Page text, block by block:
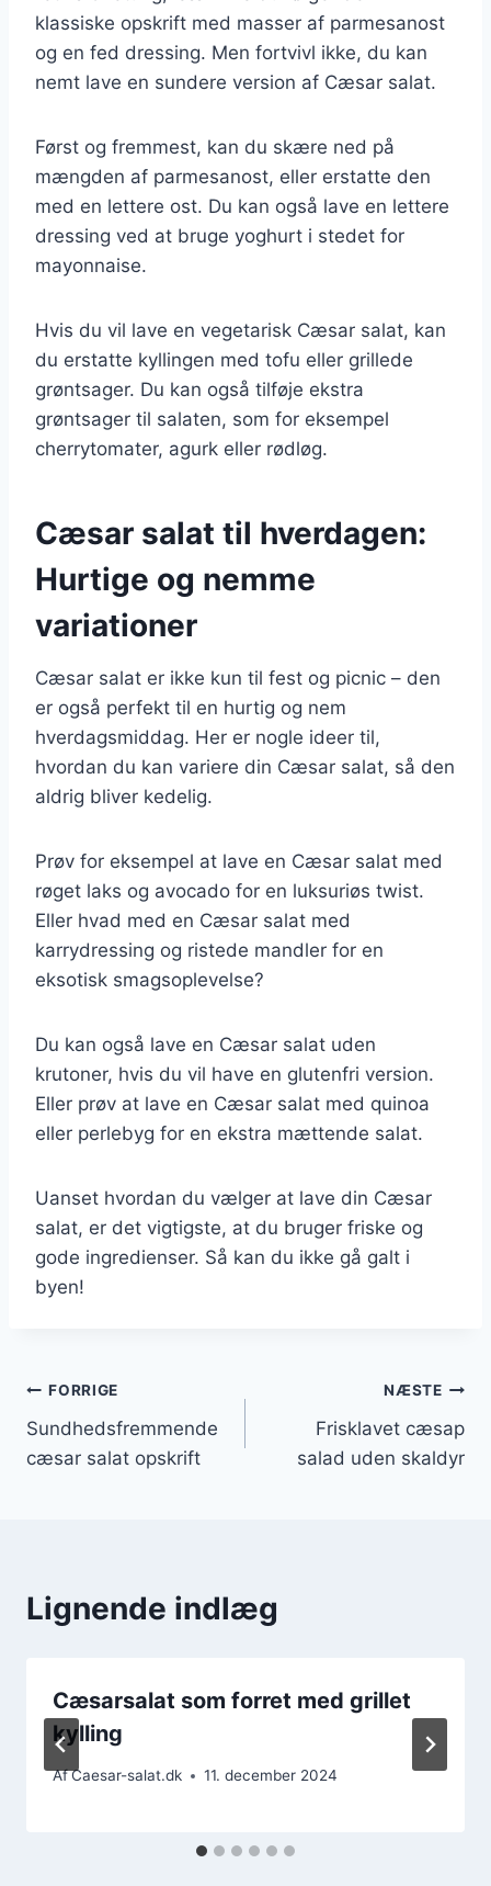
klassiske opskrift med masser af parmesanost
og en fed dressing. Men fortvivl ikke, du kan
nemt lave en sundere version af Cæsar salat.
Først og fremmest, kan du skære ned på
mængden af parmesanost, eller erstatte den
med en lettere ost. Du kan også lave en lettere
dressing ved at bruge yoghurt i stedet for
mayonnaise.
Hvis du vil lave en vegetarisk Cæsar salat, kan
du erstatte kyllingen med tofu eller grillede
grøntsager. Du kan også tilføje ekstra
grøntsager til salaten, som for eksempel
cherrytomater, agurk eller rødløg.
Cæsar salat til hverdagen:
Hurtige og nemme
variationer
Cæsar salat er ikke kun til fest og picnic – den
er også perfekt til en hurtig og nem
hverdagsmiddag. Her er nogle ideer til,
hvordan du kan variere din Cæsar salat, så den
aldrig bliver kedelig.
Prøv for eksempel at lave en Cæsar salat med
røget laks og avocado for en luksuriøs twist.
Eller hvad med en Cæsar salat med
karrydressing og ristede mandler for en
eksotisk smagsoplevelse?
Du kan også lave en Cæsar salat uden
krutoner, hvis du vil have en glutenfri version.
Eller prøv at lave en Cæsar salat med quinoa
eller perlebyg for en ekstra mættende salat.
Uanset hvordan du vælger at lave din Cæsar
salat, er det vigtigste, at du bruger friske og
gode ingredienser. Så kan du ikke gå galt i
byen!
Indlægsnavigation
FORRIGE
Sundhedsfremmende
cæsar salat opskrift
NÆSTE
Frisklavet cæsар
salad uden skaldyr
Lignende indlæg
Cæsarsalat som forret med grillet
kylling
AfCaesar-salat.dk 11. december 2024